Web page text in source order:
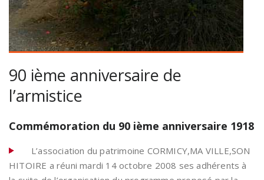
90 ième anniversaire de
l’armistice
Commémoration du 90 ième anniversaire 1918
L’association du patrimoine CORMICY,MA VILLE,SON
HITOIRE a réuni mardi 14 octobre 2008 ses adhérents à